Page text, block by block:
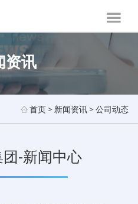
资讯
首页> 新闻资讯>公司动态
-新闻中心